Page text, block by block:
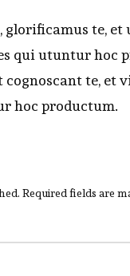
glorificamus te,
qui utuntur hoc
te, et
hoc productum.
Required fields are